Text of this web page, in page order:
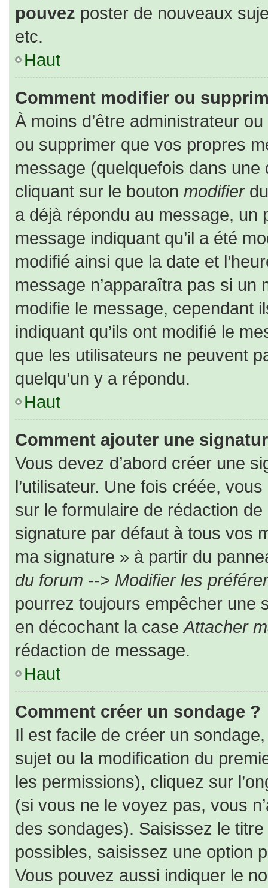
pouvez poster de nouveaux
etc.
Haut
Comment modifier ou
À moins d’être administrateur
ou supprimer que vos propres
message (quelquefois dans
cliquant sur le bouton modifierdu
a déjà répondu au message, un
message indiquant qu’il a été
modifié ainsi que la date et
message n’apparaîtra pas si
modifie le message, cependant
indiquant qu’ils ont modifié le
que les utilisateurs ne peuvent
quelqu’un y a répondu.
Haut
Comment ajouter une
Vous devez d’abord créer une
l’utilisateur. Une fois créée,
sur le formulaire de rédaction
signature par défaut à tous vos
ma signature » à partir du
du forum --> Modifier les
pourrez toujours empêcher une
en décochant la caseAttacher
rédaction de message.
Haut
Comment créer un sondage ?
Il est facile de créer un
sujet ou la modification du
les permissions), cliquez sur
(si vous ne le voyez pas, vous
des sondages). Saisissez le
possibles, saisissez une option
Vous pouvez aussi indiquer le